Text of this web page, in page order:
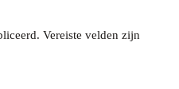
Vereiste velden zijn